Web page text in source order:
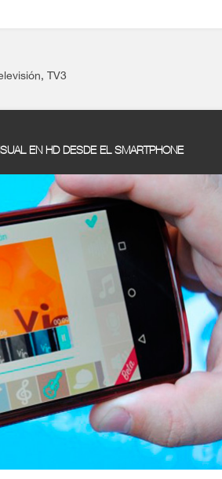
, TV3
EN HD DESDE EL SMARTPHONE